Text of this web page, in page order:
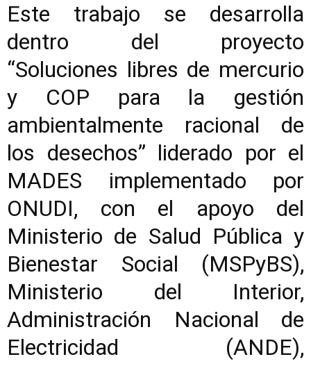
Este trabajo se desarrolla
dentro del proyecto
“Soluciones libres de mercurio
y COP para la gestión
ambientalmente racional de
los desechos” liderado por el
MADES implementado por
ONUDI, con el apoyo del
Ministerio de Salud Pública y
Bienestar Social (MSPyBS),
Ministerio del Interior,
Administración Nacional de
Electricidad (ANDE),